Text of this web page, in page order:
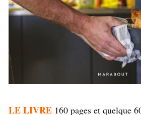
LE LIVRE 160 pages et quelque